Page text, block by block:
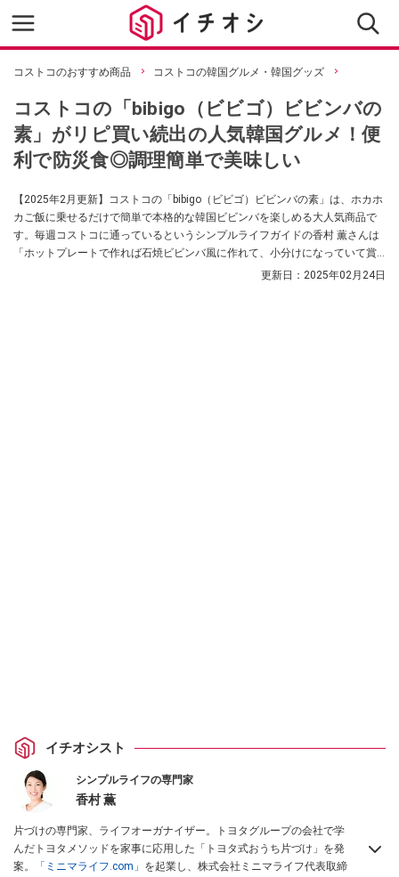
コストコのおすすめ商品 コストコの韓国グルメ・韓国グッズ
コストコの「bibigo（ビビゴ）ビビンバの
素」がリピ買い続出の人気韓国グルメ！便
利で防災食◎調理簡単で美味しい
【2025年2月更新】コストコの「bibigo（ビビゴ）ビビンバの素」は、ホカホ
カご飯に乗せるだけで簡単で本格的な韓国ビビンバを楽しめる大人気商品で
す。毎週コストコに通っているというシンプルライフガイドの香村 薫さんは
「ホットプレートで作れば石焼ビビンバ風に作れて、小分けになっていて賞
味期限も長く、文句なしのおすすめ商品」と太鼓判！ 本場韓国の味を手軽に
更新日： 2025年02月24日
イチオシスト
シンプルライフの専門家
香村 薫
片づけの専門家、ライフオーガナイザー。トヨタグループの会社で学
んだトヨタメソッドを家事に応用した「トヨタ式おうち片づけ」を発
案。
「ミニマライフ.com」 を起業し、株式会社ミニマライフ代表取締